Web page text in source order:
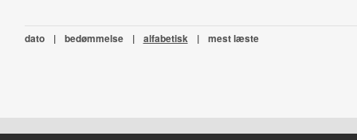
dato | bedømmelse | alfabetisk | mest læste